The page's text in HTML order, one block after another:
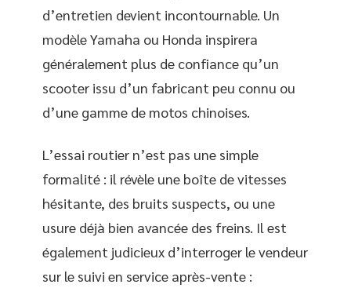
d’entretien devient incontournable. Un
modèle Yamaha ou Honda inspirera
généralement plus de confiance qu’un
scooter issu d’un fabricant peu connu ou
d’une gamme de motos chinoises.
L’essai routier n’est pas une simple
formalité : il révèle une boîte de vitesses
hésitante, des bruits suspects, ou une
usure déjà bien avancée des freins. Il est
également judicieux d’interroger le vendeur
sur le suivi en service après-vente :